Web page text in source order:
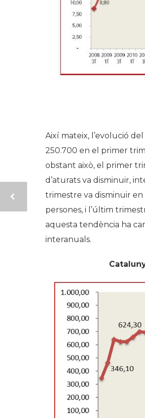
Així mateix, l’evolució
250.700 en el primer
obstant això, el primer
d’aturats va disminuir,
trimestre va disminuir en
persones, i l’últim
aquesta tendència ha
interanuals.